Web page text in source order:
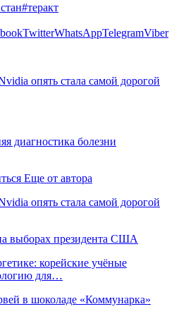
#теракт
TwitterWhatsAppTelegramViber
опять стала самой дорогой
диагностика болезни
Еще от автора
опять стала самой дорогой
выборах президента США
корейские учёные
для…
в шоколаде «Коммунарка»